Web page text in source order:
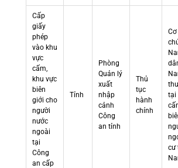
Cấp
giấy
phép
vào khu
vực
cấm,
khu vực
biên
giới cho
người
nước
ngoài
tại
Công
an cấp
Tỉnh
Phòng
Quản lý
xuất
nhập
cảnh
Công
an tỉnh
Thủ
tục
hành
chính
tại
cư